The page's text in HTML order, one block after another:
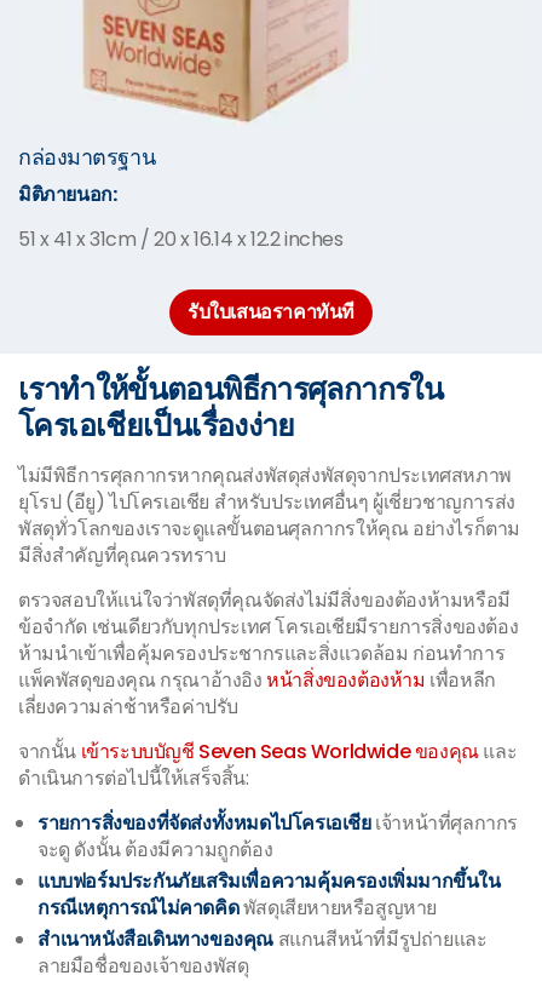
กล่องมาตรฐาน
มิติภายนอก:
51 x 41 x 31cm / 20 x 16.14 x 12.2 inches
รับใบเสนอราคาทันที
เราทำให้ขั้นตอนพิธีการศุลกากรใน
โครเอเชียเป็นเรื่องง่าย
ไม่มีพิธีการศุลกากรหากคุณส่งพัสดุส่งพัสดุจากประเทศสหภาพ
ยุโรป (อียู) ไปโครเอเชีย สำหรับประเทศอื่นๆ ผู้เชี่ยวชาญการส่ง
พัสดุทั่วโลกของเราจะดูแลขั้นตอนศุลกากรให้คุณ อย่างไรก็ตาม
มีสิ่งสำคัญที่คุณควรทราบ
ตรวจสอบให้แน่ใจว่าพัสดุที่คุณจัดส่งไม่มีสิ่งของต้องห้ามหรือมี
ข้อจำกัด เช่นเดียวกับทุกประเทศ โครเอเชียมีรายการสิ่งของต้อง
ห้ามนำเข้าเพื่อคุ้มครองประชากรและสิ่งแวดล้อม ก่อนทำการ
แพ็คพัสดุของคุณ กรุณาอ้างอิงหน้าสิ่งของต้องห้าม เพื่อหลีก
เลี่ยงความล่าช้าหรือค่าปรับ
จากนั้น เข้าระบบบัญชี Seven Seas Worldwide ของคุณและ
ดำเนินการต่อไปนี้ให้เสร็จสิ้น:
รายการสิ่งของที่จัดส่งทั้งหมดไปโครเอเชียเจ้าหน้าที่ศุลกากร
จะดู ดังนั้น ต้องมีความถูกต้อง
แบบฟอร์มประกันภัยเสริมเพื่อความคุ้มครองเพิ่มมากขึ้นใน
กรณีเหตุการณ์ไม่คาดคิดพัสดุเสียหายหรือสูญหาย
สำเนาหนังสือเดินทางของคุณ สแกนสีหน้าที่มีรูปถ่ายและ
ลายมือชื่อของเจ้าของพัสดุ